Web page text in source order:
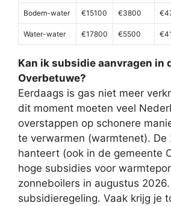
Bodem-water €15100 €3800
Water-water €17800 €5500
Kan ik subsidie aanvragen in
Overbetuwe?
Eerdaags is gas niet meer
dit moment moeten veel
overstappen op schonere
te verwarmen (warmtenet). De
hanteert (ook in de gemeente
hoge subsidies voor
zonneboilers in augustus
subsidieregeling. Vaak krijg je